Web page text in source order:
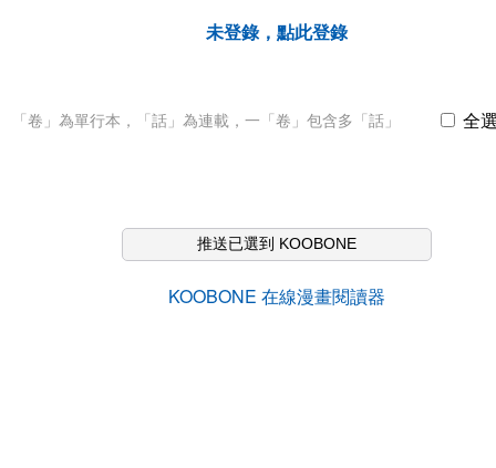
未登錄，點此登錄
「卷」為單行本，「話」為連載，一「卷」包含多「話」 全
推送已選到 KOOBONE
KOOBONE 在線漫畫閱讀器